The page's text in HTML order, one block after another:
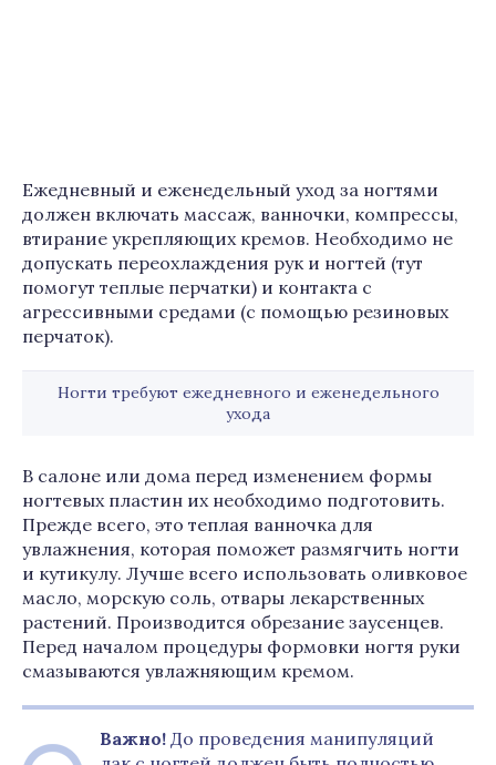
Ежедневный и еженедельный уход за ногтями
должен включать массаж, ванночки, компрессы,
втирание укрепляющих кремов. Необходимо не
допускать переохлаждения рук и ногтей (тут
помогут теплые перчатки) и контакта с
агрессивными средами (с помощью резиновых
перчаток).
Ногти требуют ежедневного и еженедельного
ухода
В салоне или дома перед изменением формы
ногтевых пластин их необходимо подготовить.
Прежде всего, это теплая ванночка для
увлажнения, которая поможет размягчить ногти
и кутикулу. Лучше всего использовать оливковое
масло, морскую соль, отвары лекарственных
растений. Производится обрезание заусенцев.
Перед началом процедуры формовки ногтя руки
смазываются увлажняющим кремом.
Важно! До проведения манипуляций